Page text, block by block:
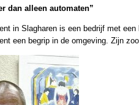
dan alleen automaten”
in Slagharen is een bedrijf met
een begrip in de omgeving. Zijn